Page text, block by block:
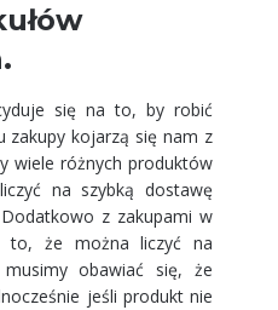
się na to, by robić
zakupy kojarzą się nam z
wiele różnych produktów
na szybką dostawę
z zakupami w
to, że można liczyć na
obawiać się, że
jeśli produkt nie